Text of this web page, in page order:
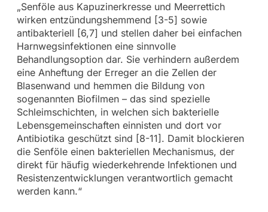
„Senföle aus Kapuzinerkresse und Meerrettich
wirken entzündungshemmend [3-5] sowie
antibakteriell [6,7] und stellen daher bei einfachen
Harnwegsinfektionen eine sinnvolle
Behandlungsoption dar. Sie verhindern außerdem
eine Anheftung der Erreger an die Zellen der
Blasenwand und hemmen die Bildung von
sogenannten Biofilmen – das sind spezielle
Schleimschichten, in welchen sich bakterielle
Lebensgemeinschaften einnisten und dort vor
Antibiotika geschützt sind [8-11]. Damit blockieren
die Senföle einen bakteriellen Mechanismus, der
direkt für häufig wiederkehrende Infektionen und
Resistenzentwicklungen verantwortlich gemacht
werden kann.“